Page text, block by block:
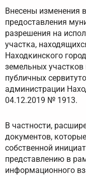
Внесены изменения
предоставления
разрешения на
участка,
Находкинского
земельных участков
публичных
администрации
04.12.2019 № 1913.
В частности,
документов,
собственной
представлению в
информационного